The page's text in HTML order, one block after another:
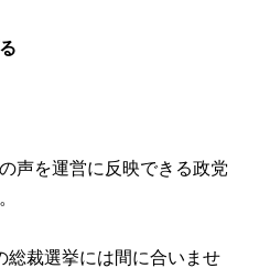
声を運営に反映できる政党
総裁選挙には間に合いませ